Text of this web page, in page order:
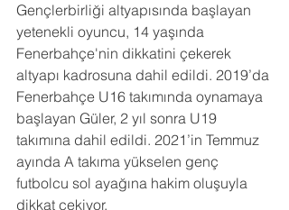
Gençlerbirliği altyapısında başlayan
yetenekli oyuncu, 14 yaşında
Fenerbahçe'nin dikkatini çekerek
altyapı kadrosuna dahil edildi. 2019’da
Fenerbahçe U16 takımında oynamaya
başlayan Güler, 2 yıl sonra U19
takımına dahil edildi. 2021’in Temmuz
ayında A takıma yükselen genç
futbolcu sol ayağına hakim oluşuyla
dikkat çekiyor.